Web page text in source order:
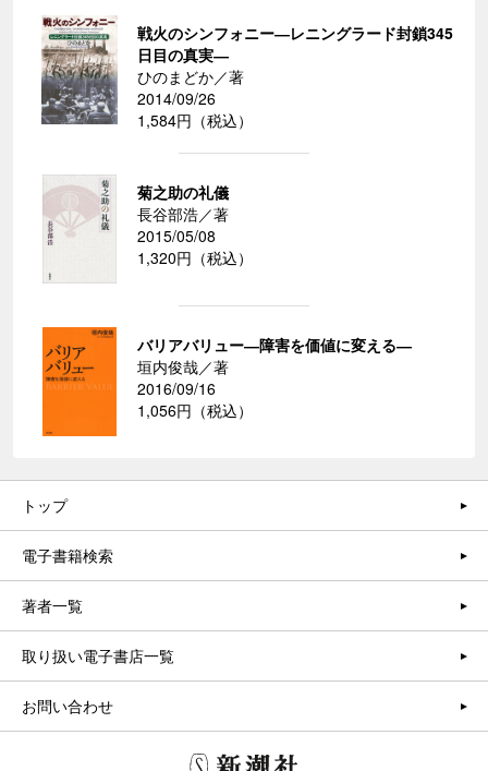
戦火のシンフォニー―レニングラード封鎖345
日目の真実―
ひのまどか／著
2014/09/26
1,584円（税込）
菊之助の礼儀
長谷部浩／著
2015/05/08
1,320円（税込）
バリアバリュー―障害を価値に変える―
垣内俊哉／著
2016/09/16
1,056円（税込）
トップ
電子書籍検索
著者一覧
取り扱い電子書店一覧
お問い合わせ